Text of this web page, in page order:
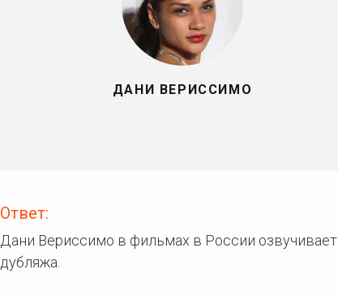
ДАНИ ВЕРИССИМО
Ответ:
Дани Вериссимо в фильмах в России озвучивает
дубляжа.